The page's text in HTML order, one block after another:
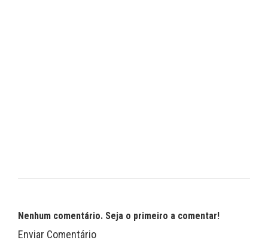
Nenhum comentário. Seja o primeiro a comentar!
Enviar Comentário